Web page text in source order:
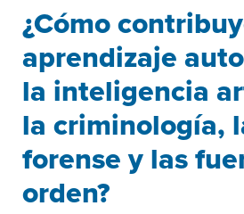
¿Cómo
aprendizaje
la inteligencia
la criminología,
forense y las
orden?